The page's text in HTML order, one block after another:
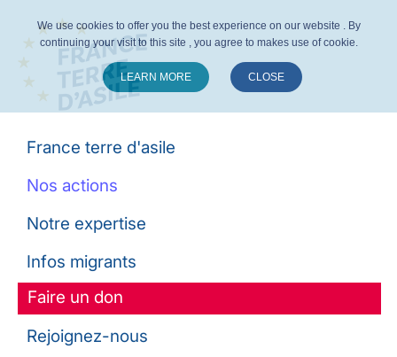
France terre d'asile
Nos actions
Notre expertise
Infos migrants
Faire un don
Rejoignez-nous
We use cookies to offer you the best experience on our website . By
continuing your visit to this site , you agree to makes use of cookie.
LEARN MORE CLOSE